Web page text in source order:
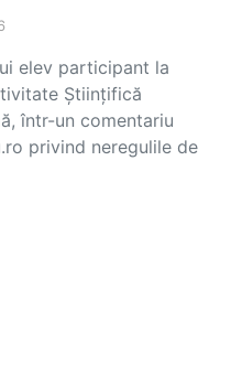
elev participant la
Științifică
într-un comentariu
privind neregulile de